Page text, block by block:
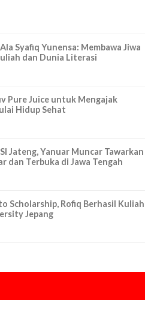
Syafiq Yunensa: Membawa Jiwa
dan Dunia Literasi
Pure Juice untuk Mengajak
Hidup Sehat
Jateng, Yanuar Muncar Tawarkan
dan Terbuka di Jawa Tengah
Scholarship, Rofiq Berhasil Kuliah
Jepang